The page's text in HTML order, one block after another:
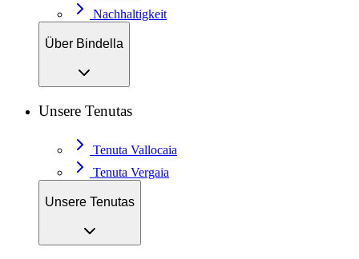
Nachhaltigkeit
Über Bindella
Unsere Tenutas
Tenuta Vallocaia
Tenuta Vergaia
Unsere Tenutas